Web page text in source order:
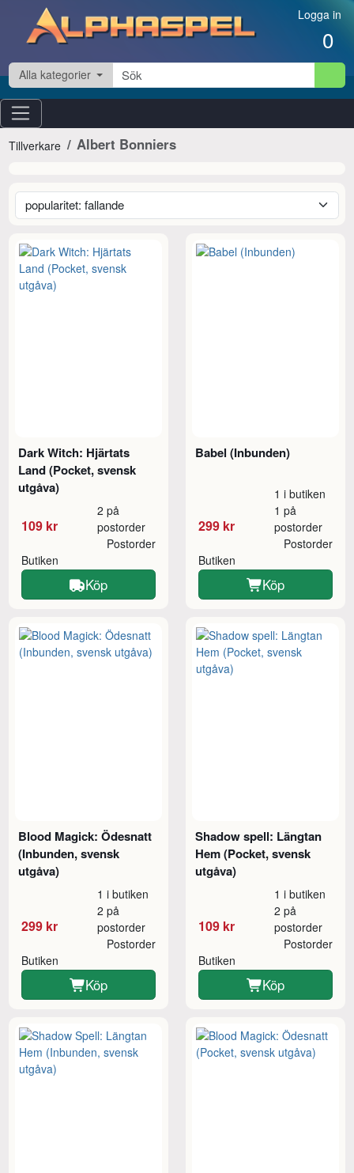
Hoppa till innehåll Logga in
0
Alla kategorier
Tillverkare Albert Bonniers
Dark Witch: Hjärtats
Land (Pocket, svensk
utgåva)
109 kr
2 på
postorder
Butiken
Postorder
Köp
Babel (Inbunden)
299 kr
1 i butiken
1 på
postorder
Butiken
Postorder
Köp
Blood Magick: Ödesnatt
(Inbunden, svensk
utgåva)
299 kr
1 i butiken
2 på
postorder
Butiken
Postorder
Köp
Shadow spell: Längtan
Hem (Pocket, svensk
utgåva)
109 kr
1 i butiken
2 på
postorder
Butiken
Postorder
Köp